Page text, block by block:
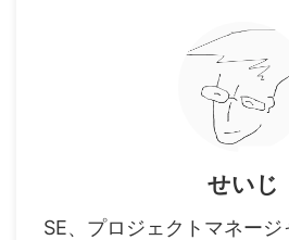
せいじ
SE、プロジェクトマネー